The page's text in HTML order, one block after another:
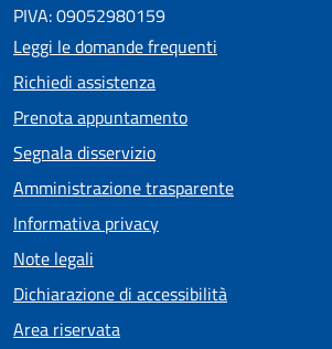
PIVA: 09052980159
Leggi le domande frequenti
Richiedi assistenza
Prenota appuntamento
Segnala disservizio
Amministrazione trasparente
Informativa privacy
Note legali
Dichiarazione di accessibilità
Area riservata